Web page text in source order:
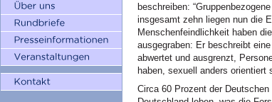
beschreiben:
insgesamt zehn liegen nun die
Menschenfeindlichkeit haben
ausgegraben: Er beschreibt
abwertet und ausgrenzt,
haben, sexuell anders orientiert
Circa 60 Prozent der